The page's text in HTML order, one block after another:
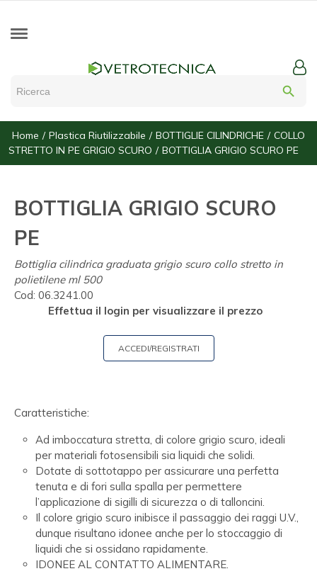
search
Home Plastica Riutilizzabile BOTTIGLIE CILINDRICHE
COLLO
STRETTO IN PE GRIGIO SCURO
BOTTIGLIA GRIGIO SCURO PE
BOTTIGLIA GRIGIO SCURO
PE
Bottiglia cilindrica graduata grigio scuro collo stretto in
polietilene ml 500
Cod: 06.3241.00
Effettua il login per visualizzare il prezzo
ACCEDI/REGISTRATI
Caratteristiche:
Ad imboccatura stretta, di colore grigio scuro, ideali
per materiali fotosensibili sia liquidi che solidi.
Dotate di sottotappo per assicurare una perfetta
tenuta e di fori sulla spalla per permettere
l’applicazione di sigilli di sicurezza o di talloncini.
Il colore grigio scuro inibisce il passaggio dei raggi U.V.,
dunque risultano idonee anche per lo stoccaggio di
liquidi che si ossidano rapidamente.
IDONEE AL CONTATTO ALIMENTARE.